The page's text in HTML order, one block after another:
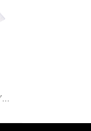
90s カナダ アメフトリーグ グレイカップ カナダ製 ヴィンテージ Tシャツ ビッグプリント シングルステッチ ホワイト WINNIPEG '91 サイズXL 古着 BZ0545